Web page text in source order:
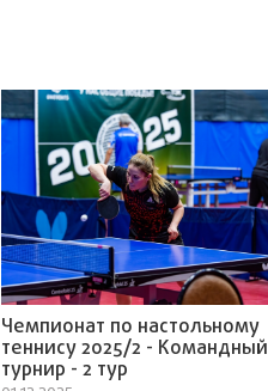
Чемпионат по настольному
теннису 2025/2 - Командный
турнир - 2 тур